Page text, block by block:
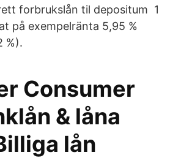
forbrukslån til depositum 1
på exempelränta 5,95 %
%).
Consumer
& låna
lån